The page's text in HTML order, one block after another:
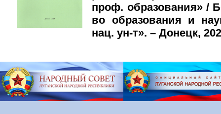
проф. образования» /
во образования и
нац. ун-т». – Донецк,